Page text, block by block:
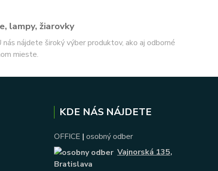
lampy, žiarovky
nájdete široký výber produktov, ako aj odborné
mieste.
KDE NÁS NÁJDETE
OFFICE | osobný odber
Vajnorská 135,
Bratislava